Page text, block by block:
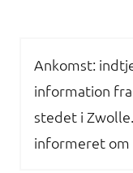
Ankomst:
information
stedet i
informeret om